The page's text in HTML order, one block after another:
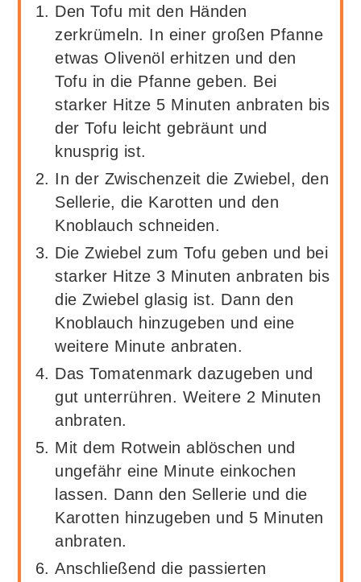
Den Tofu mit den Händen
zerkrümeln. In einer großen Pfanne
etwas Olivenöl erhitzen und den
Tofu in die Pfanne geben. Bei
starker Hitze 5 Minuten anbraten bis
der Tofu leicht gebräunt und
knusprig ist.
In der Zwischenzeit die Zwiebel, den
Sellerie, die Karotten und den
Knoblauch schneiden.
Die Zwiebel zum Tofu geben und bei
starker Hitze 3 Minuten anbraten bis
die Zwiebel glasig ist. Dann den
Knoblauch hinzugeben und eine
weitere Minute anbraten.
Das Tomatenmark dazugeben und
gut unterrühren. Weitere 2 Minuten
anbraten.
Mit dem Rotwein ablöschen und
ungefähr eine Minute einkochen
lassen. Dann den Sellerie und die
Karotten hinzugeben und 5 Minuten
anbraten.
Anschließend die passierten